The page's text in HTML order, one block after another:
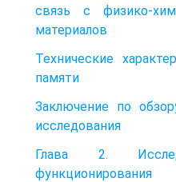
связь с физико-
материалов
Технические
памяти
Заключение по
исследования
Глава 2.